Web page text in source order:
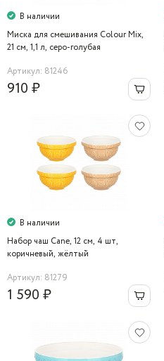
В наличии
Миска для смешивания Colour Mix,
21 см, 1,1 л, серо-голубая
Артикул: 81246
910 ₽
В наличии
Набор чаш Cane, 12 см, 4 шт,
коричневый, жёлтый
Артикул: 81279
1 590 ₽